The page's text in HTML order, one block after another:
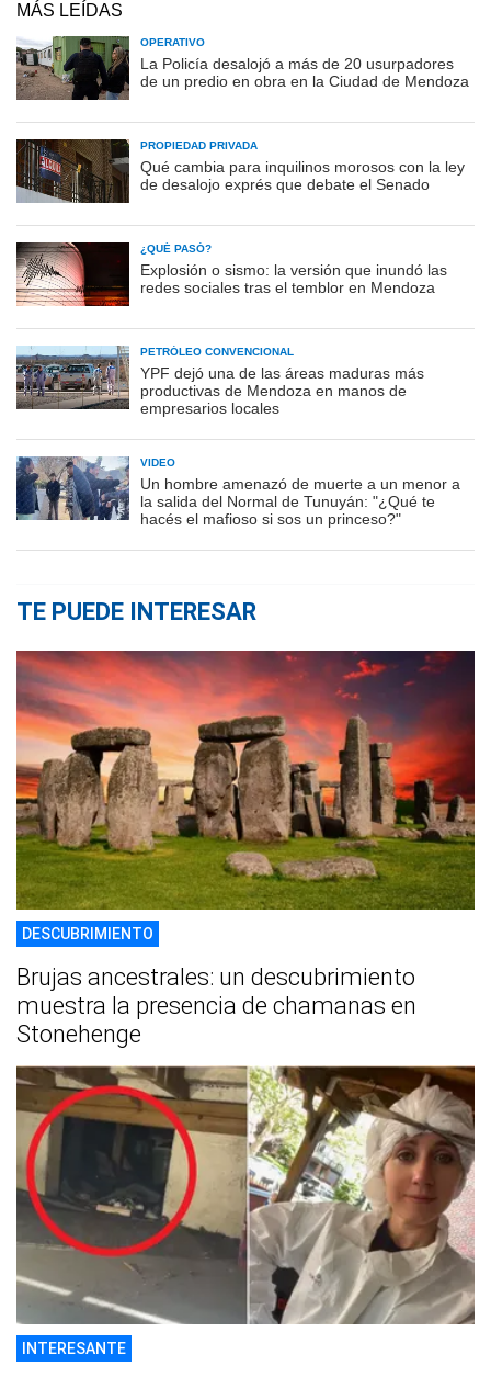
MÁS LEÍDAS
OPERATIVO
La Policía desalojó a más de 20 usurpadores
de un predio en obra en la Ciudad de Mendoza
PROPIEDAD PRIVADA
Qué cambia para inquilinos morosos con la ley
de desalojo exprés que debate el Senado
¿QUÉ PASÓ?
Explosión o sismo: la versión que inundó las
redes sociales tras el temblor en Mendoza
PETRÓLEO CONVENCIONAL
YPF dejó una de las áreas maduras más
productivas de Mendoza en manos de
empresarios locales
VIDEO
Un hombre amenazó de muerte a un menor a
la salida del Normal de Tunuyán: "¿Qué te
hacés el mafioso si sos un princeso?"
TE PUEDE INTERESAR
DESCUBRIMIENTO
Brujas ancestrales: un descubrimiento
muestra la presencia de chamanas en
Stonehenge
INTERESANTE